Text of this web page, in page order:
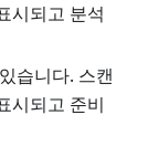
시되고 분석
습니다. 스캔
시되고 준비